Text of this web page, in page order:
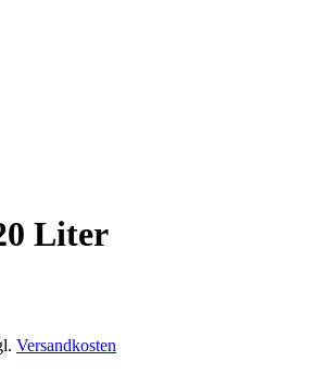
Liter
Versandkosten